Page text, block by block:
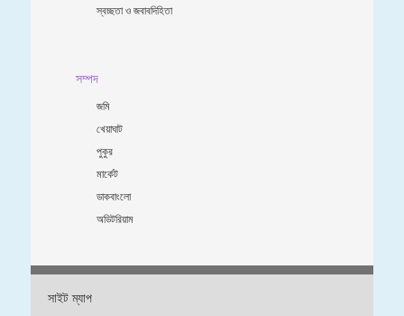
স্বচ্ছতা ও জবাবদিহিতা
সম্পদ
জমি
খেয়াঘাট
পুকুর
মার্কেট
ডাকবাংলো
অডিটরিয়াম
সাইট ম্যাপ